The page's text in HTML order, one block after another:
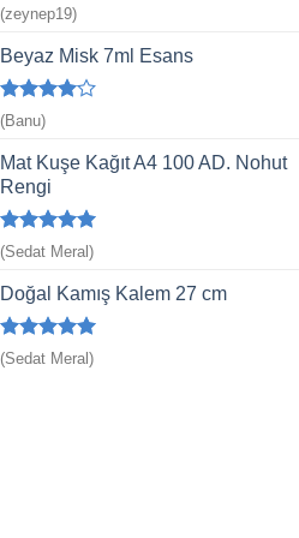
5 üzerinden
5
oy aldı
(zeynep19)
Beyaz Misk 7ml Esans
5
üzerinden
4oy aldı
(Banu)
Mat Kuşe Kağıt A4 100 AD. Nohut
Rengi
5 üzerinden
5
(Sedat Meral)
Doğal Kamış Kalem 27 cm
5 üzerinden
5
(Sedat Meral)